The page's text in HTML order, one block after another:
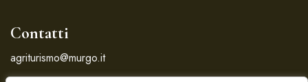
Contatti
agriturismo@murgo.it